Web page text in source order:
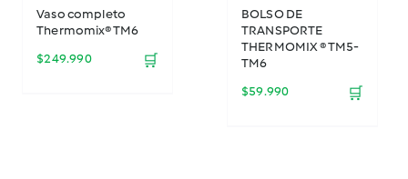
Vaso completo
Thermomix® TM6
$249.990 🛒
BOLSO DE
TRANSPORTE
THERMOMIX ® TM5-
TM6
$59.990 🛒